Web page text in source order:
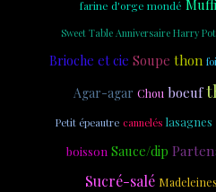
farine d'orge mondé
Sweet Table Anniversaire Harry
Brioche et cie Soupe thon
Agar-agar Chou boeuf
Petit épeautre cannelés lasagnes
boisson Sauce/dip
Sucré-salé Madeleines